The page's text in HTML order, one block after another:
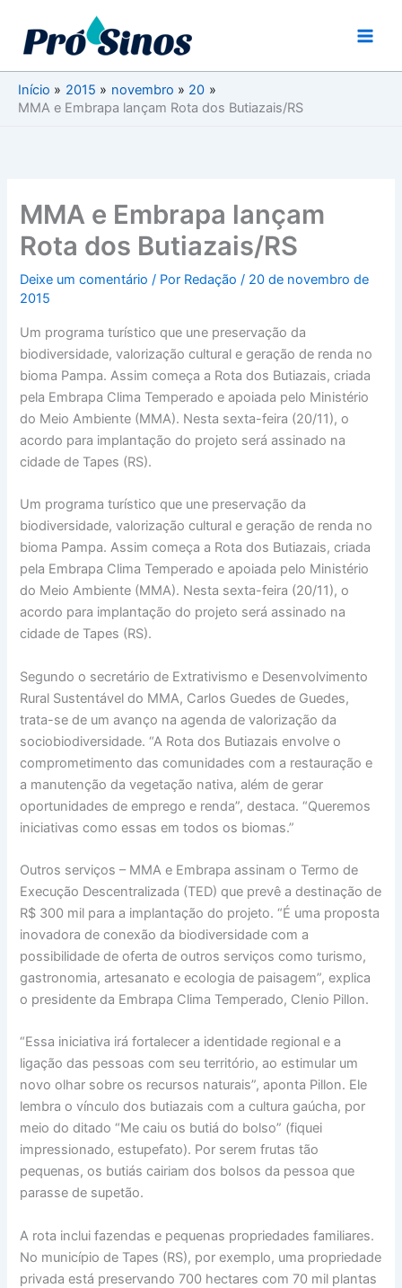
conteúdo
Início
2015 novembro
20
MMA e Embrapa lançam Rota dos Butiazais/RS
MMA e Embrapa lançam
Rota dos Butiazais/RS
Deixe um comentário / Por Redação/ 20 de novembro de
2015
Um programa turístico que une preservação da
biodiversidade, valorização cultural e geração de renda no
bioma Pampa. Assim começa a Rota dos Butiazais, criada
pela Embrapa Clima Temperado e apoiada pelo Ministério
do Meio Ambiente (MMA). Nesta sexta-feira (20/11), o
acordo para implantação do projeto será assinado na
cidade de Tapes (RS).
Um programa turístico que une preservação da
biodiversidade, valorização cultural e geração de renda no
bioma Pampa. Assim começa a Rota dos Butiazais, criada
pela Embrapa Clima Temperado e apoiada pelo Ministério
do Meio Ambiente (MMA). Nesta sexta-feira (20/11), o
acordo para implantação do projeto será assinado na
cidade de Tapes (RS).
Segundo o secretário de Extrativismo e Desenvolvimento
Rural Sustentável do MMA, Carlos Guedes de Guedes,
trata-se de um avanço na agenda de valorização da
sociobiodiversidade. “A Rota dos Butiazais envolve o
comprometimento das comunidades com a restauração e
a manutenção da vegetação nativa, além de gerar
oportunidades de emprego e renda”, destaca. “Queremos
iniciativas como essas em todos os biomas.”
Outros serviços – MMA e Embrapa assinam o Termo de
Execução Descentralizada (TED) que prevê a destinação de
R$ 300 mil para a implantação do projeto. “É uma proposta
inovadora de conexão da biodiversidade com a
possibilidade de oferta de outros serviços como turismo,
gastronomia, artesanato e ecologia de paisagem”, explica
o presidente da Embrapa Clima Temperado, Clenio Pillon.
“Essa iniciativa irá fortalecer a identidade regional e a
ligação das pessoas com seu território, ao estimular um
novo olhar sobre os recursos naturais”, aponta Pillon. Ele
lembra o vínculo dos butiazais com a cultura gaúcha, por
meio do ditado “Me caiu os butiá do bolso” (fiquei
impressionado, estupefato). Por serem frutas tão
pequenas, os butiás cairiam dos bolsos da pessoa que
parasse de supetão.
A rota inclui fazendas e pequenas propriedades familiares.
No município de Tapes (RS), por exemplo, uma propriedade
privada está preservando 700 hectares com 70 mil plantas